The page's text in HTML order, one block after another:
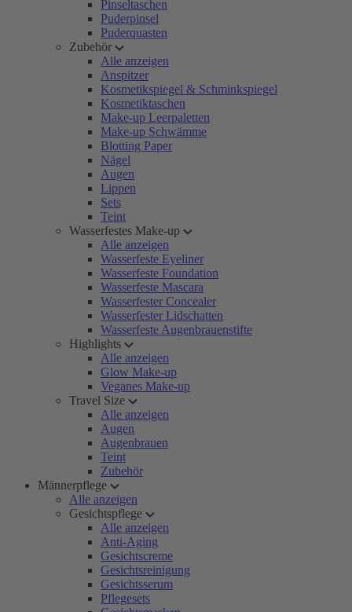
Pinseltaschen
Puderpinsel
Puderquasten
Zubehör
Alle anzeigen
Anspitzer
Kosmetikspiegel & Schminkspiegel
Kosmetiktaschen
Make-up Leerpaletten
Make-up Schwämme
Blotting Paper
Nägel
Augen
Lippen
Sets
Teint
Wasserfestes Make-up
Alle anzeigen
Wasserfeste Eyeliner
Wasserfeste Foundation
Wasserfeste Mascara
Wasserfester Concealer
Wasserfester Lidschatten
Wasserfeste Augenbrauenstifte
Highlights
Alle anzeigen
Glow Make-up
Veganes Make-up
Travel Size
Alle anzeigen
Augen
Augenbrauen
Teint
Zubehör
Männerpflege
Alle anzeigen
Gesichtspflege
Alle anzeigen
Anti-Aging
Gesichtscreme
Gesichtsreinigung
Gesichtsserum
Pflegesets